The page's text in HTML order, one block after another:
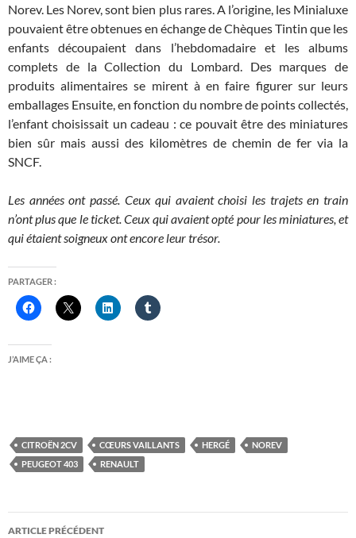
Norev. Les Norev, sont bien plus rares. A l’origine, les Minialuxe
pouvaient être obtenues en échange de Chèques Tintin que les
enfants découpaient dans l’hebdomadaire et les albums
complets de la Collection du Lombard. Des marques de
produits alimentaires se mirent à en faire figurer sur leurs
emballages Ensuite, en fonction du nombre de points collectés,
l’enfant choisissait un cadeau : ce pouvait être des miniatures
bien sûr mais aussi des kilomètres de chemin de fer via la
SNCF.
Les années ont passé. Ceux qui avaient choisi les trajets en train
n’ont plus que le ticket. Ceux qui avaient opté pour les miniatures, et
qui étaient soigneux ont encore leur trésor.
PARTAGER :
J’AIME ÇA :
CITROËN 2CV CŒURS VAILLANTS HERGÉ
NOREV
PEUGEOT 403
RENAULT
Navigation
ARTICLE PRÉCÉDENT